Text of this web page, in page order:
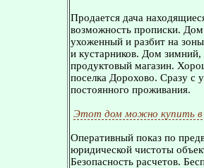
Продается дача
возможность прописки. Дом
ухоженный и разбит на
и кустарников. Дом
продуктовый магазин.
поселка Дорохово. Сразу с
постоянного проживания.
Этот дом можно купить в
Оперативный показ по
юридической чистоты
Безопасность расчетов.